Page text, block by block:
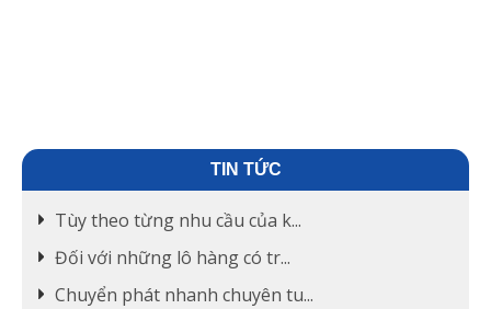
TIN TỨC
Tùy theo từng nhu cầu của k...
Đối với những lô hàng có tr...
Chuyển phát nhanh chuyên tu...